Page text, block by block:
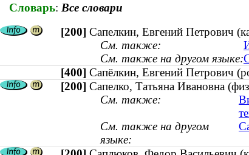
Словарь: Все словари
[200] Сапелкин, Евгений Петрович
См. также:
См. также на другом языке:
[400] Сапёлкин, Евгений Петрович
[200] Сапелко, Татьяна Ивановна
См. также:
См. также на другом
языке: